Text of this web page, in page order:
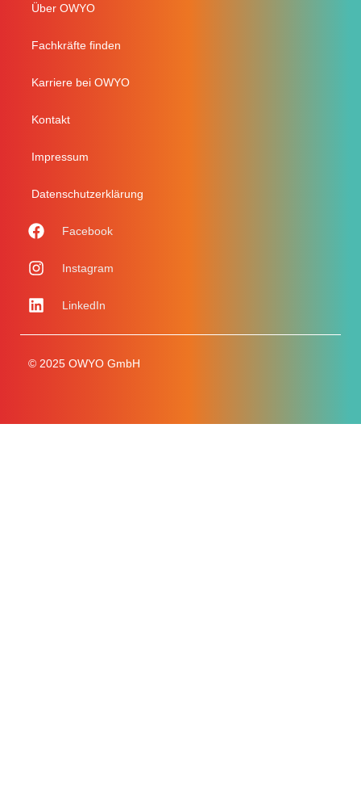
Über OWYO
Fachkräfte finden
Karriere bei OWYO
Kontakt
Impressum
Datenschutzerklärung
Facebook
Instagram
LinkedIn
© 2025 OWYO GmbH